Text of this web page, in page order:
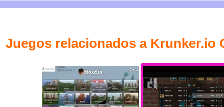
Juegos relacionados a Krunker.io